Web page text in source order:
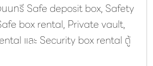
นนทรี Safe deposit box, Safety
box rental, Private vault,
และ Security box rental ตู้